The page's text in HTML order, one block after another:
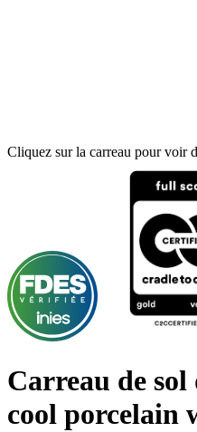
Cliquez sur la carreau pour voir
Carreau de
cool porcelain